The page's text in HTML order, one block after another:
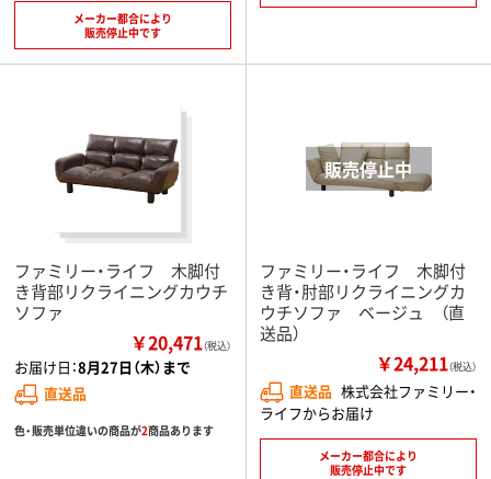
メーカー都合により
販売停止中です
ファミリー・ライフ 木脚付
き背部リクライニングカウチ
ソファ
￥20,471（税込）
お届け日：8月27日（木）まで
直送品
色・販売単位違いの商品が2商品あります
ファミリー・ライフ 木脚付
き背・肘部リクライニングカ
ウチソファ ベージュ （直
送品）
￥24,211（税込）
直送品 株式会社ファミリー・
ライフからお届け
メーカー都合により
販売停止中です